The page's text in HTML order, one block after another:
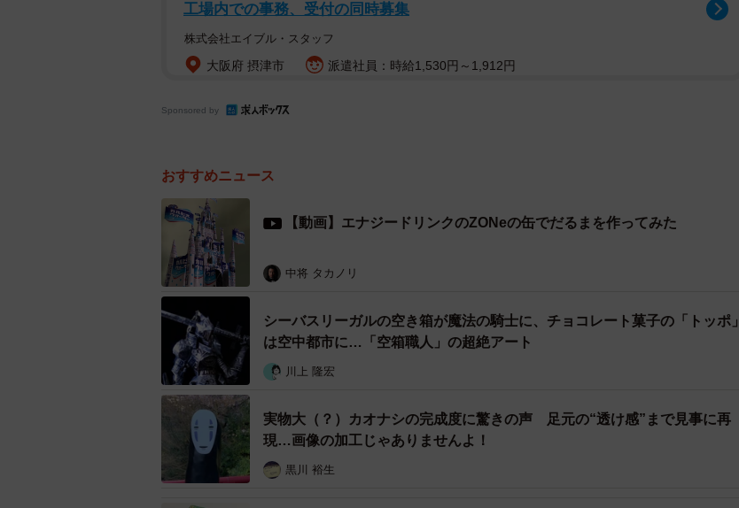
工場内での事務、受付の同時募集
株式会社エイブル・スタッフ
大阪府 摂津市 派遣社員：時給1,530円～1,912円
Sponsored by
おすすめニュース
【動画】エナジードリンクのZONeの缶でだるまを作ってみた
中将 タカノリ
シーバスリーガルの空き箱が魔法の騎士に、チョコレート菓子の「トッポ」
は空中都市に…「空箱職人」の超絶アート
川上 隆宏
実物大（？）カオナシの完成度に驚きの声 足元の“透け感”まで見事に再
現…画像の加工じゃありませんよ！
黒川 裕生